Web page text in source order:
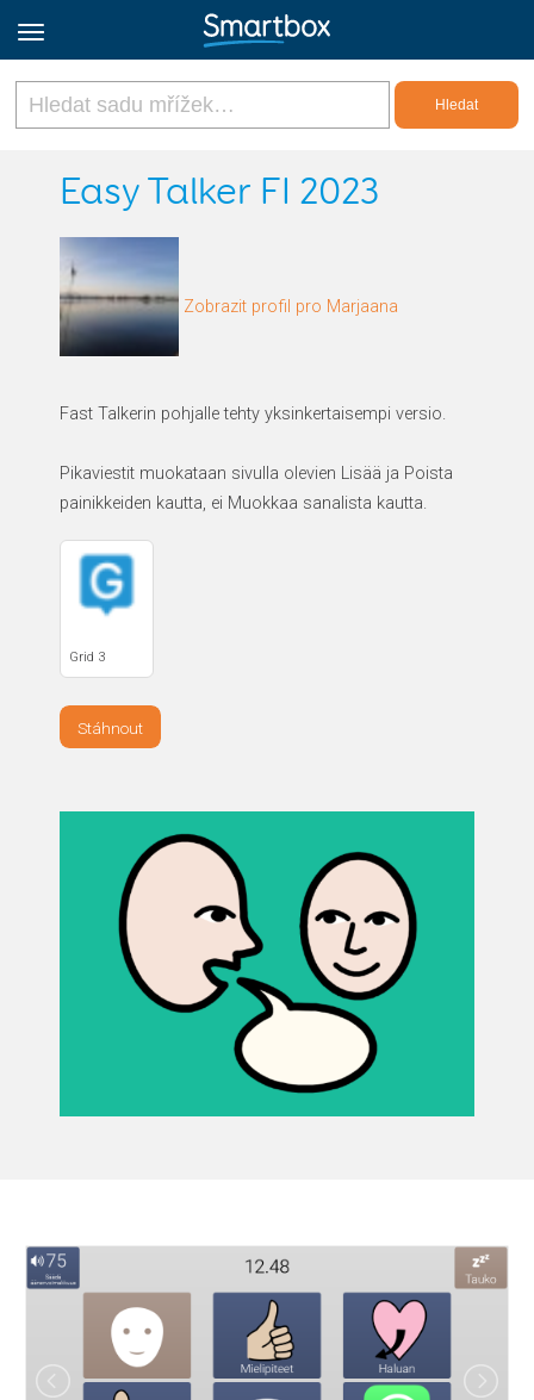
Online Grids
Zaregistrovat se
Easy Talker FI 2023
Zobrazit profil pro Marjaana
Fast Talkerin pohjalle tehty yksinkertaisempi versio.
Pikaviestit muokataan sivulla olevien Lisää ja Poista
painikkeiden kautta, ei Muokkaa sanalista kautta.
Grid 3
Stáhnout